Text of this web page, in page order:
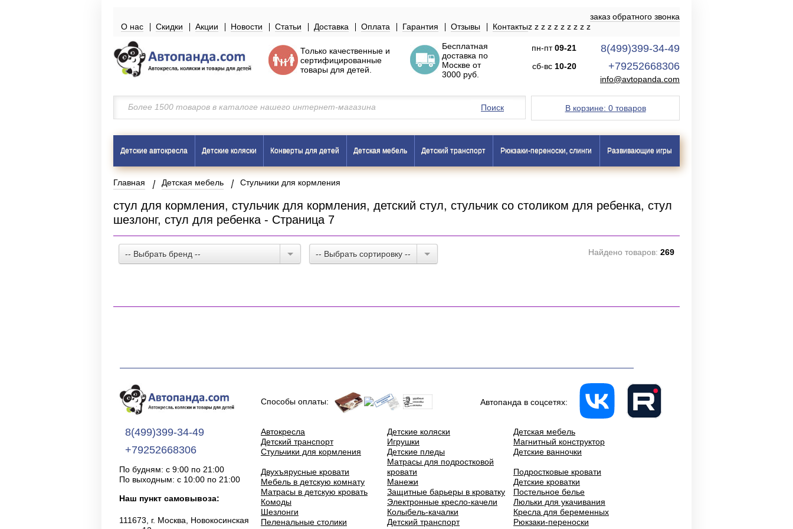
заказ обратного звонка
z
О нас z
Скидки z
Акции z
Новости z
Статьи z
Доставка z
Оплата z
Гарантия z
Отзывы z
Контакты
Только качественные и
сертифицированные
товары для детей.
Бесплатная
доставка по
Москве от
3000 руб.
пн-пт09-21
сб-вс 10-20
8(499)399-34-49
+79252668306
info@avtopanda.com
В корзине: 0 товаров
Поиск
Детские автокресла Детские коляски Конверты для детей Детская мебель Детский транспорт Рюкзаки-переноски, слинги Развивающие игры
Главная Детская мебель Стульчики для кормления
стул для кормления, стульчик для кормления, детский стул, стульчик со столиком для ребенка, стул
шезлонг, стул для ребенка - Страница 7
-- Выбрать бренд -- -- Выбрать сортировку -- Найдено товаров: 269
8(499)399-34-49
+79252668306
По будням: с 9:00 по 21:00
По выходным: с 10:00 по 21:00
Наш пункт самовывоза:
111673, г. Москва, Новокосинская
Способы оплаты: Автопанда в соцсетях:
Автокресла Детские коляски
Детская мебель
Детский транспорт
Игрушки
Магнитный конструктор
Стульчики для кормления
Детские пледы Детские ванночки
Двухъярусные кровати
Матрасы для подростковой
кровати
Подростковые кровати
Мебель в детскую комнату
Манежи
Детские кроватки
Матрасы в детскую кровать
Защитные барьеры в кроватку
Постельное белье
Комоды
Электронные кресло-качели
Люльки для укачивания
Шезлонги
Колыбель-качалки
Кресла для беременных
Пеленальные столики
Детский транспорт
Рюкзаки-переноски